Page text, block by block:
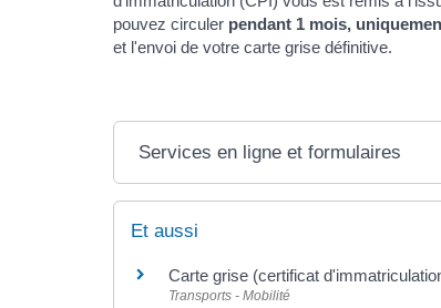
pouvez circuler pendant 1 mois,
et l'envoi de votre carte grise définitive.
Services en ligne et formulaires
Et aussi
Carte grise (certificat
Transports - Mobilité